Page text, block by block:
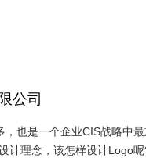
公司
也是一个企业CIS战略中
计理念，该怎样设计Logo